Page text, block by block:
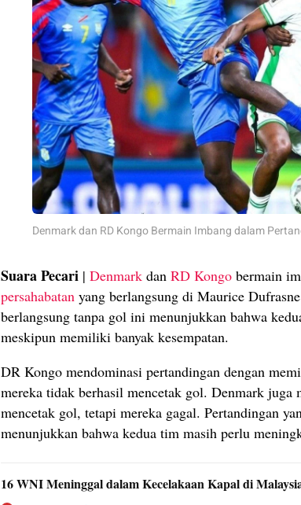
Denmark dan RD Kongo Bermain Imbang dalam
Suara Pecari | Denmark dan RD Kongo bermain
persahabatan yang berlangsung di Maurice
berlangsung tanpa gol ini menunjukkan bahwa
meskipun memiliki banyak kesempatan.
DR Kongo mendominasi pertandingan dengan
mereka tidak berhasil mencetak gol. Denmark juga
mencetak gol, tetapi mereka gagal. Pertandingan
menunjukkan bahwa kedua tim masih perlu
16 WNI Meninggal dalam Kecelakaan Kapal di